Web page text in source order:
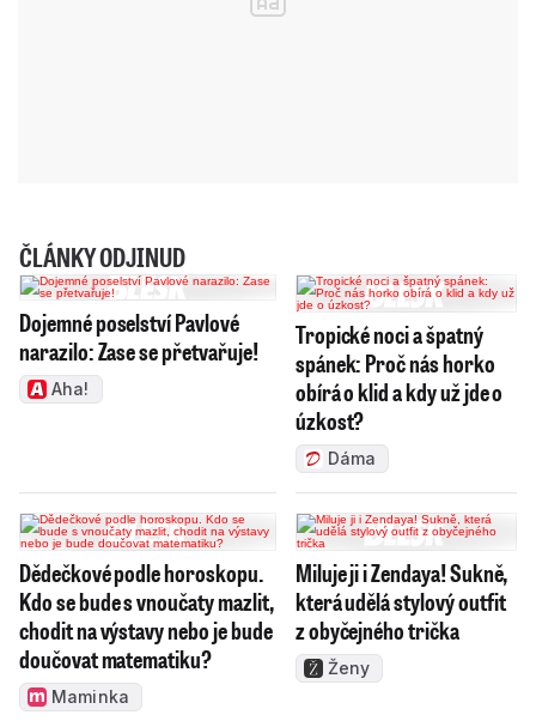
ČLÁNKY ODJINUD
Dojemné poselství Pavlové
narazilo: Zase se přetvařuje!
Aha!
Tropické noci a špatný
spánek: Proč nás horko
obírá o klid a kdy už jde o
úzkost?
Dáma
Dědečkové podle horoskopu.
Kdo se bude s vnoučaty mazlit,
chodit na výstavy nebo je bude
doučovat matematiku?
Maminka
Miluje ji i Zendaya! Sukně,
která udělá stylový outfit
z obyčejného trička
Ženy